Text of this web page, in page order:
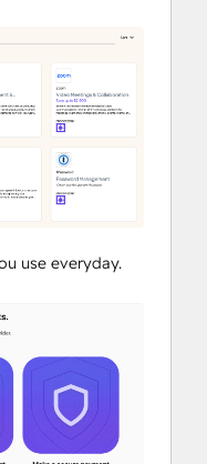
use everyday.